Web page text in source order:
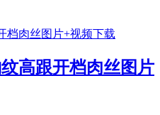
高跟开档肉丝图片